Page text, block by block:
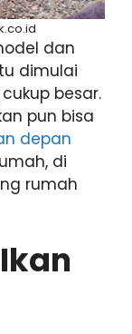
dan
dimulai
besar.
pun bisa
depan
di
rumah